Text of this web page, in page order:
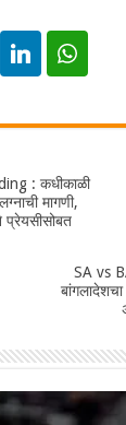
: कधीकाळी
मागणी,
प्रेयसीसोबत
SA vs